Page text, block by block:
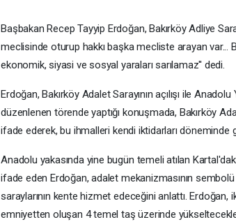
Başbakan Recep Tayyip Erdoğan, Bakırköy Adliye
meclisinde oturup hakkı başka mecliste arayan
ekonomik, siyasi ve sosyal yaraları sarılamaz'' dedi.
Erdoğan, Bakırköy Adalet Sarayının açılışı ile
düzenlenen törende yaptığı konuşmada, Bakırköy
ifade ederek, bu ihmalleri kendi iktidarları döneminde
Anadolu yakasında yine bugün temeli atılan Kartal'daki
ifade eden Erdoğan, adalet mekanizmasının
saraylarının kente hizmet edeceğini anlattı.
emniyetten oluşan 4 temel taş üzerinde